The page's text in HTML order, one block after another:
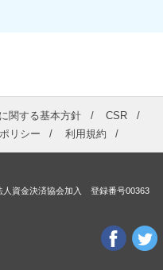
関する基本方針
CSR
リシー 利用規約
資金決済協会加入 登録番号00363